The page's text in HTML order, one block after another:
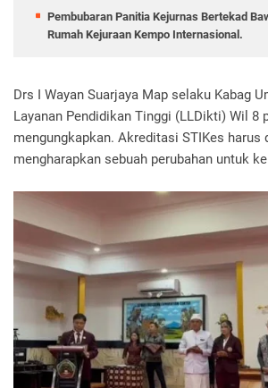
Pembubaran Panitia Kejurnas Bertekad
Rumah Kejuraan Kempo Internasional.
Drs I Wayan Suarjaya Map selaku Kabag
Layanan Pendidikan Tinggi (LLDikti) Wil 8
mengungkapkan. Akreditasi STIKes harus
mengharapkan sebuah perubahan untuk